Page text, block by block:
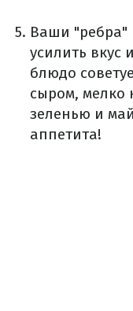
Ваши "ребра"
усилить вкус
блюдо
сыром, мелко
зеленью и
аппетита!